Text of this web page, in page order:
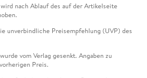
nach Ablauf des auf der Artikelseite
unverbindliche Preisempfehlung (UVP) des
vom Verlag gesenkt. Angaben zu
Preis.